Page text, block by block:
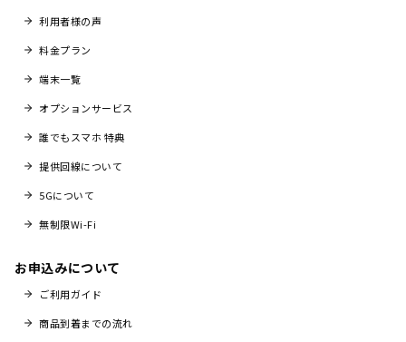
利用者様の声
料金プラン
端末一覧
オプションサービス
誰でもスマホ 特典
提供回線について
5Gについて
無制限Wi-Fi
お申込みについて
ご利用ガイド
商品到着までの流れ